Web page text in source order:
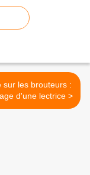
sur les brouteurs :
témoignage d'une lectrice >